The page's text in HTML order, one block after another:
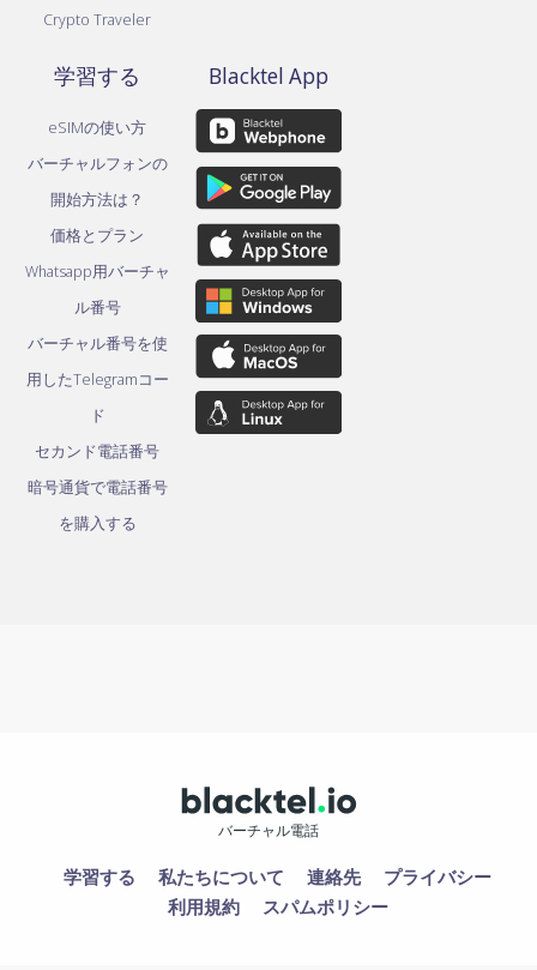
Crypto Traveler
学習する
eSIMの使い方
バーチャルフォンの
開始方法は？
価格とプラン
Whatsapp用バーチャ
ル番号
バーチャル番号を使
用したTelegramコー
ド
セカンド電話番号
暗号通貨で電話番号
を購入する
Blacktel App
バーチャル電話
学習する 私たちについて 連絡先
プライバシー
利用規約
スパムポリシー